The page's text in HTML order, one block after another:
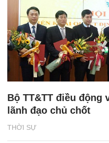
THỜI SỰ
Bộ TT&TT điều động
lãnh đạo chủ chốt